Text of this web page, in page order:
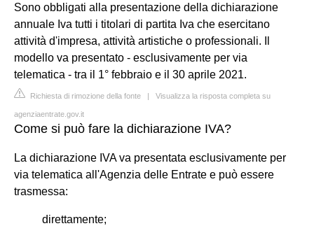
Sono obbligati alla presentazione della dichiarazione
annuale Iva tutti i titolari di partita Iva che esercitano
attività d'impresa, attività artistiche o professionali. Il
modello va presentato - esclusivamente per via
telematica - tra il 1° febbraio e il 30 aprile 2021.
Richiesta di rimozione della fonte | Visualizza la risposta completa su
agenziaentrate.gov.it
Come si può fare la dichiarazione IVA?
La dichiarazione IVA va presentata esclusivamente per
via telematica all'Agenzia delle Entrate e può essere
trasmessa:
direttamente;